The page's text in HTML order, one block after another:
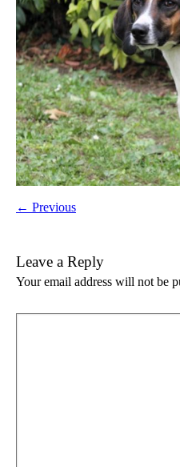
← Previous
Leave a Reply
Your email address will not be